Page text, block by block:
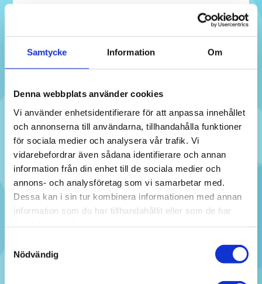
Samtycke Information Om
Denna webbplats använder cookies
Vi använder enhetsidentifierare för att anpassa innehållet
och annonserna till användarna, tillhandahålla funktioner
för sociala medier och analysera vår trafik. Vi
vidarebefordrar även sådana identifierare och annan
information från din enhet till de sociala medier och
annons- och analysföretag som vi samarbetar med.
Dessa kan i sin tur kombinera informationen med annan
information som du har tillhandahållit eller som de har
Nödvändig
infon du inte vill
missa
Varmpool inomhus (34 grader), ångbastu,
torrbastu jacuzzi & avkopplande fotbad
Relaxytor inne & ute för lugna stunder mellan
dopp
Kväll på Terrassen med grilltallrik, afterpool med
livemusik
trädgårdsrum